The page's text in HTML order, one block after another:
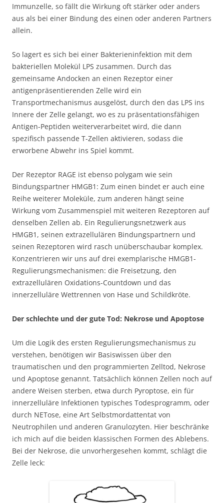
Immunzelle, so fällt die Wirkung oft stärker oder anders
aus als bei einer Bindung des einen oder anderen Partners
allein.
So lagert es sich bei einer Bakterieninfektion mit dem
bakteriellen Molekül LPS zusammen. Durch das
gemeinsame Andocken an einen Rezeptor einer
antigenpräsentierenden Zelle wird ein
Transportmechanismus ausgelöst, durch den das LPS ins
Innere der Zelle gelangt, wo es zu präsentationsfähigen
Antigen-Peptiden weiterverarbeitet wird, die dann
spezifisch passende T-Zellen aktivieren, sodass die
erworbene Abwehr ins Spiel kommt.
Der Rezeptor RAGE ist ebenso polygam wie sein
Bindungspartner HMGB1: Zum einen bindet er auch eine
Reihe weiterer Moleküle, zum anderen hängt seine
Wirkung vom Zusammenspiel mit weiteren Rezeptoren auf
denselben Zellen ab. Ein Regulierungsnetzwerk aus
HMGB1, seinen extrazellulären Bindungspartnern und
seinen Rezeptoren wird rasch unüberschaubar komplex.
Konzentrieren wir uns auf drei exemplarische HMGB1-
Regulierungsmechanismen: die Freisetzung, den
extrazellulären Oxidations-Countdown und das
innerzelluläre Wettrennen von Hase und Schildkröte.
Der schlechte und der gute Tod: Nekrose und Apoptose
Um die Logik des ersten Regulierungsmechanismus zu
verstehen, benötigen wir Basiswissen über den
traumatischen und den programmierten Zelltod, Nekrose
und Apoptose genannt. Tatsächlich können Zellen noch auf
andere Weisen sterben, etwa durch Pyroptose, ein für
innerzelluläre Infektionen typisches Todesprogramm, oder
durch NETose, eine Art Selbstmordattentat von
Neutrophilen und anderen Granulozyten. Hier beschränke
ich mich auf die beiden klassischen Formen des Ablebens.
Bei der Nekrose, die unvorhergesehen kommt, schlägt die
Zelle leck: